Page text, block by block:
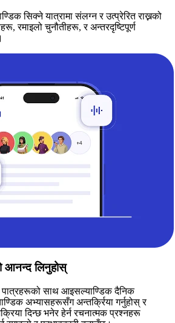
सिक्ने यात्रामा संलग्न र उत्प्रेरित राख्नको
रमाइलो चुनौतीहरू, र अन्तरदृष्टिपूर्ण
आनन्द लिनुहोस्
पात्रहरूको साथ आइसल्याण्डिक दैनिक
अभ्यासहरूसँग अन्तर्क्रिया गर्नुहोस् र
दिन्छ भनेर हेर्न रचनात्मक प्रश्नहरू